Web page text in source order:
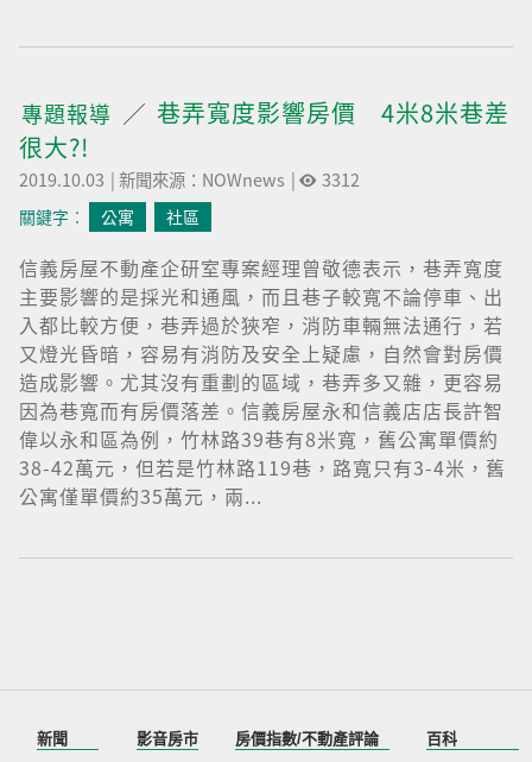
專題報導
巷弄寬度影響房價 4米8米巷差
很大?!
2019.10.03 |新聞來源：NOWnews | 3312
關鍵字︰ 公寓 社區
信義房屋不動產企研室專案經理曾敬德表示，巷弄寬度
主要影響的是採光和通風，而且巷子較寬不論停車、出
入都比較方便，巷弄過於狹窄，消防車輛無法通行，若
又燈光昏暗，容易有消防及安全上疑慮，自然會對房價
造成影響。尤其沒有重劃的區域，巷弄多又雜，更容易
因為巷寬而有房價落差。信義房屋永和信義店店長許智
偉以永和區為例，竹林路39巷有8米寬，舊公寓單價約
38-42萬元，但若是竹林路119巷，路寬只有3-4米，舊
公寓僅單價約35萬元，兩...
新聞 影音房市 房價指數/不動產評論 百科